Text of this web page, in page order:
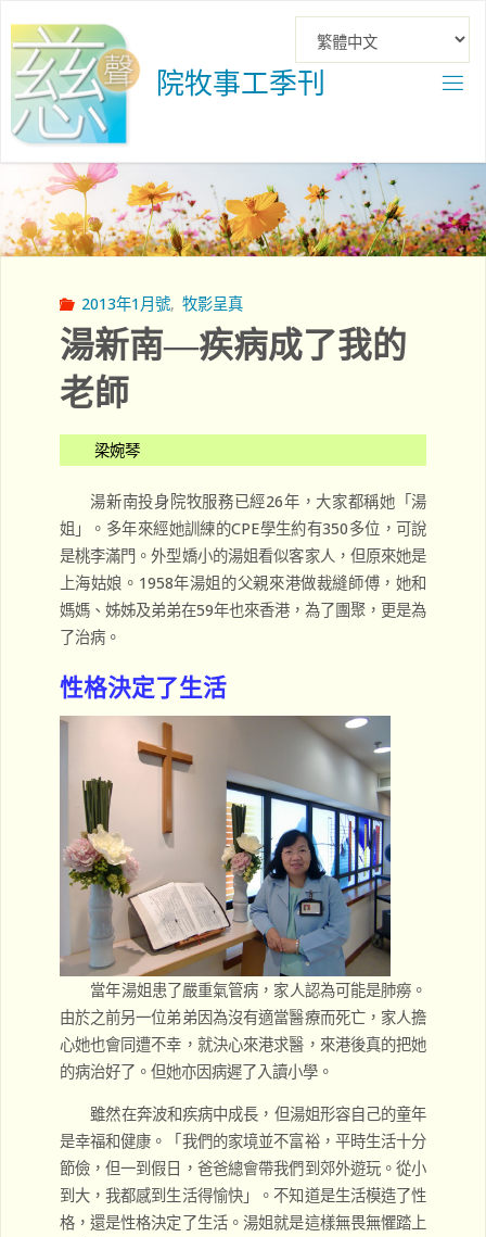
to
content
院牧事工季刊
2013年1月號, 牧影呈真
湯新南—疾病成了我的
老師
梁婉琴
湯新南投身院牧服務已經26年，大家都稱她「湯
姐」。多年來經她訓練的CPE學生約有350多位，可說
是桃李滿門。外型嬌小的湯姐看似客家人，但原來她是
上海姑娘。1958年湯姐的父親來港做裁縫師傅，她和
媽媽、姊姊及弟弟在59年也來香港，為了團聚，更是為
了治病。
性格決定了生活
當年湯姐患了嚴重氣管病，家人認為可能是肺癆。
由於之前另一位弟弟因為沒有適當醫療而死亡，家人擔
心她也會同遭不幸，就決心來港求醫，來港後真的把她
的病治好了。但她亦因病遲了入讀小學。
雖然在奔波和疾病中成長，但湯姐形容自己的童年
是幸福和健康。「我們的家境並不富裕，平時生活十分
節儉，但一到假日，爸爸總會帶我們到郊外遊玩。從小
到大，我都感到生活得愉快」。不知道是生活模造了性
格，還是性格決定了生活。湯姐就是這樣無畏無懼踏上